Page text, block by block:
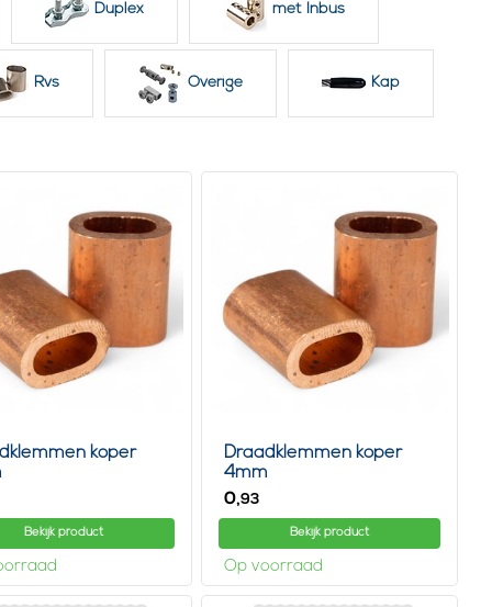
Duplex met Inbus
Rvs Overige Kap
koper
Bekijk product
Draadklemmen koper
4mm
0,93
Bekijk product
Op voorraad